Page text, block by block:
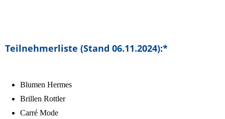
Teilnehmerliste (Stand 06.11.2024):*
Blumen Hermes
Brillen Rottler
Carré Mode